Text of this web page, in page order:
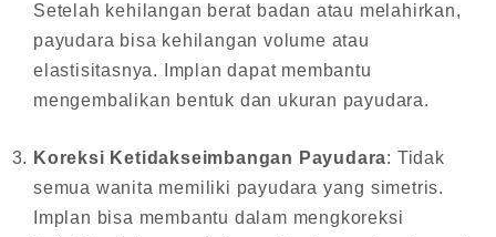
Setelah kehilangan berat badan atau melahirkan,
payudara bisa kehilangan volume atau
elastisitasnya. Implan dapat membantu
mengembalikan bentuk dan ukuran payudara.
Koreksi Ketidakseimbangan Payudara: Tidak
semua wanita memiliki payudara yang simetris.
Implan bisa membantu dalam mengkoreksi